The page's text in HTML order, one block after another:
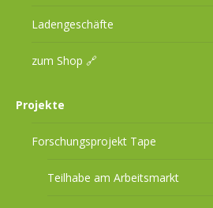
Ladengeschäfte
zum Shop 🔗
Projekte
Forschungsprojekt Tape
Teilhabe am Arbeitsmarkt